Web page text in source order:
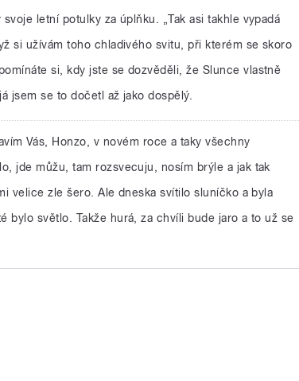
letní potulky za úplňku. „Tak asi takhle vypadá
si užívám toho chladivého svitu, při kterém se skoro
si, kdy jste se dozvěděli, že Slunce vlastně
jsem se to dočetl až jako dospělý.
Vás, Honzo, v novém roce a taky všechny
jde můžu, tam rozsvecuju, nosím brýle a jak tak
velice zle šero. Ale dneska svítilo sluníčko a byla
bylo světlo. Takže hurá, za chvíli bude jaro a to už se